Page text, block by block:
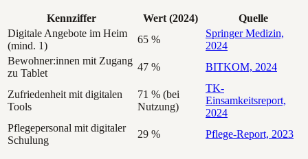
Kennziffer Wert (2024)
Quelle
Digitale Angebote im Heim
(mind. 1)
65 %
Springer Medizin,
2024
Bewohner:innen mit Zugang
zu Tablet
47 % BITKOM, 2024
Zufriedenheit mit digitalen
Tools
71 % (bei
Nutzung)
TK-
Einsamkeitsreport,
2024
Pflegepersonal mit digitaler
Schulung
29 % Pflege-Report, 2023